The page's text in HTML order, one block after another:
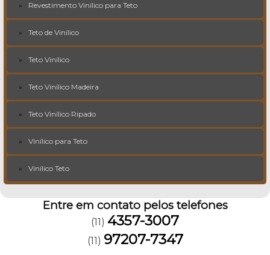
Revestimento Vinílico para Teto
Teto de Vinílico
Teto Vinílico
Teto Vinílico Madeira
Teto Vinílico Ripado
Vinílico para Teto
Vinílico Teto
Entre em contato pelos telefones
(11) 4357-3007
(11) 97207-7347